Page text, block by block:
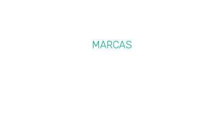
MARCAS